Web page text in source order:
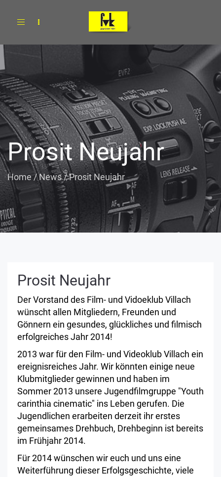
Toggle
Prosit Neujahr
Home/News/Prosit Neujahr
Prosit Neujahr
Der Vorstand des Film- und Vidoeklub Villach
wünscht allen Mitgliedern, Freunden und
Gönnern ein gesundes, glückliches und filmisch
erfolgreiches Jahr 2014!
2013 war für den Film- und Videoklub Villach ein
ereignisreiches Jahr. Wir könnten einige neue
Klubmitglieder gewinnen und haben im
Sommer 2013 unsere Jugendfilmgruppe "Youth
carinthia cinematic" ins Leben gerufen. Die
Jugendlichen erarbeiten derzeit ihr erstes
gemeinsames Drehbuch, Drehbeginn ist bereits
im Frühjahr 2014.
Für 2014 wünschen wir euch und uns eine
Weiterführung dieser Erfolgsgeschichte, viele